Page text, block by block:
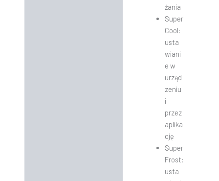
żania
Super
Cool:
usta
wiani
e w
urząd
zeniu
i
przez
aplika
cję
Super
Frost:
usta